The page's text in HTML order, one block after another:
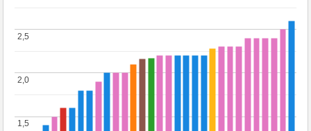
1,5
1,5
2,0
2,0
2,5
2,5